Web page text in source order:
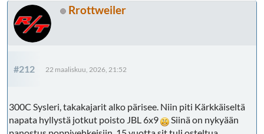
Rrottweiler
#212 22 maaliskuu, 2026, 21:52
300C Sysleri, takakajarit alko pärisee. Niin piti Kärkkäiseltä
napata hyllystä jotkut poisto JBL 6x9
Siinä on nykyään